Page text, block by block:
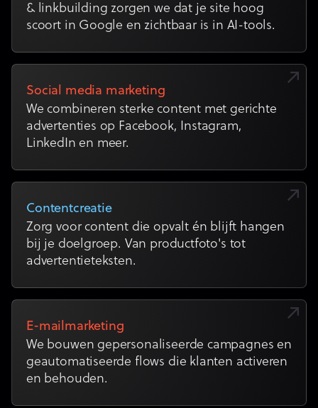
& linkbuilding zorgen we dat je site hoog
scoort in Google en zichtbaar is in AI-tools.
Social media marketing
We combineren sterke content met gerichte
advertenties op Facebook, Instagram,
LinkedIn en meer.
Contentcreatie
Zorg voor content die opvalt én blijft hangen
bij je doelgroep. Van productfoto's tot
advertentieteksten.
E-mailmarketing
We bouwen gepersonaliseerde campagnes en
geautomatiseerde flows die klanten activeren
en behouden.